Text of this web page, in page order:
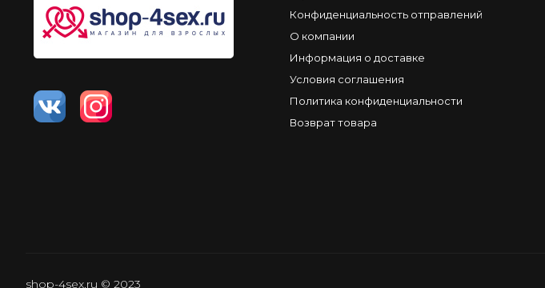
Конфиденциальность отправлений
О компании
Информация о доставке
Условия соглашения
Политика конфиденциальности
Возврат товара
shop-4sex.ru © 2023